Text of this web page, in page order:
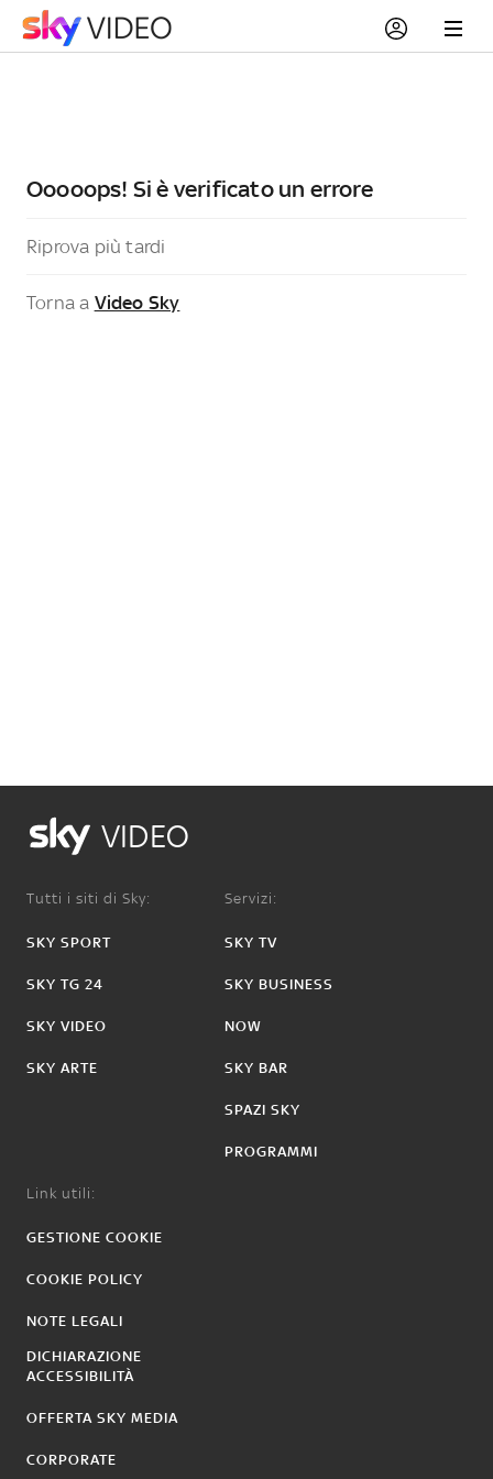
Ooooops! Si è verificato un errore
Riprova più tardi
Torna a Video Sky
VIDEO
Tutti i siti di Sky:
SKY SPORT
SKY TG 24
SKY VIDEO
SKY ARTE
Servizi:
SKY TV
SKY BUSINESS
NOW
SKY BAR
SPAZI SKY
PROGRAMMI
Link utili:
GESTIONE COOKIE
COOKIE POLICY
NOTE LEGALI
DICHIARAZIONE
ACCESSIBILITÀ
OFFERTA SKY MEDIA
CORPORATE